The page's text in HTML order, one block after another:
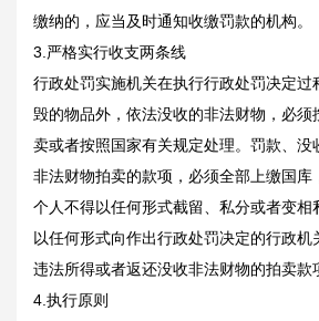
缴纳的，应当及时通知收缴罚款的机构。
3.严格实行收支两条线
行政处罚实施机关在执行行政处罚决定过
毁的物品外，依法没收的非法财物，必须
卖或者按照国家有关规定处理。罚款、没
非法财物拍卖的款项，必须全部上缴国库
个人不得以任何形式截留、私分或者变相
以任何形式向作出行政处罚决定的行政机
违法所得或者返还没收非法财物的拍卖款
4.执行原则